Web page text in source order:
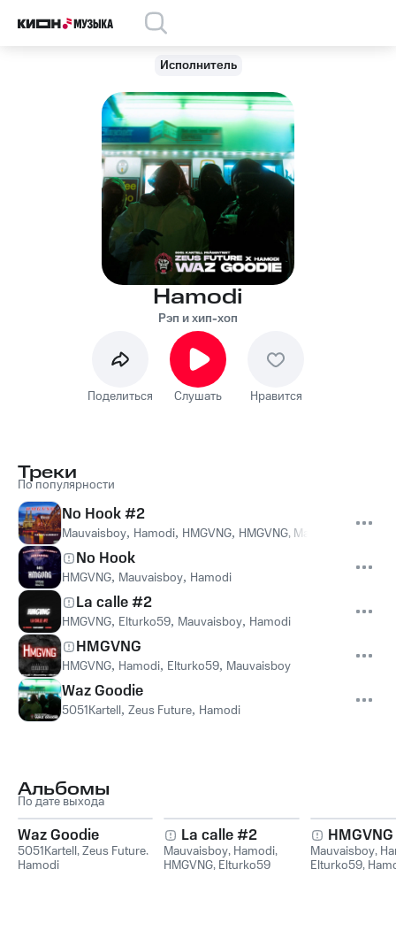
Исполнитель
Hamodi
Рэп и хип-хоп
Поделиться Слушать Нравится
Треки
По популярности
No Hook #2
Mauvaisboy, Hamodi, HMGVNG, HMGVNG, Mauvaisboy,
No Hook
HMGVNG, Mauvaisboy, Hamodi
La calle #2
HMGVNG, Elturko59, Mauvaisboy, Hamodi
HMGVNG
HMGVNG, Hamodi, Elturko59, Mauvaisboy
Waz Goodie
5051Kartell, Zeus Future, Hamodi
Альбомы
По дате выхода
Waz Goodie
5051Kartell,Zeus Future,
Hamodi
La calle #2
Mauvaisboy, Hamodi,
HMGVNG, Elturko59
HMGVNG
Mauvaisboy,
Elturko59,